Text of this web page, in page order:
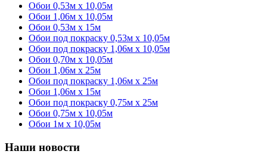
Обои 0,53м x 10,05м
Обои 1,06м х 10,05м
Обои 0,53м x 15м
Обои под покраску 0,53м x 10,05м
Обои под покраску 1,06м х 10,05м
Обои 0,70м x 10,05м
Обои 1,06м x 25м
Обои под покраску 1,06м x 25м
Обои 1,06м x 15м
Обои под покраску 0,75м x 25м
Обои 0,75м x 10,05м
Обои 1м х 10,05м
Наши новости